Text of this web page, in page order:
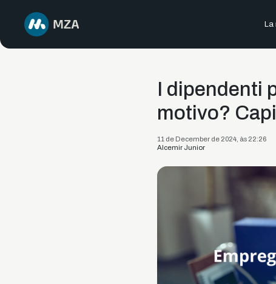
La
I dipendenti
motivo?
11 de December de 2024, às 22:26
Alcemir Junior